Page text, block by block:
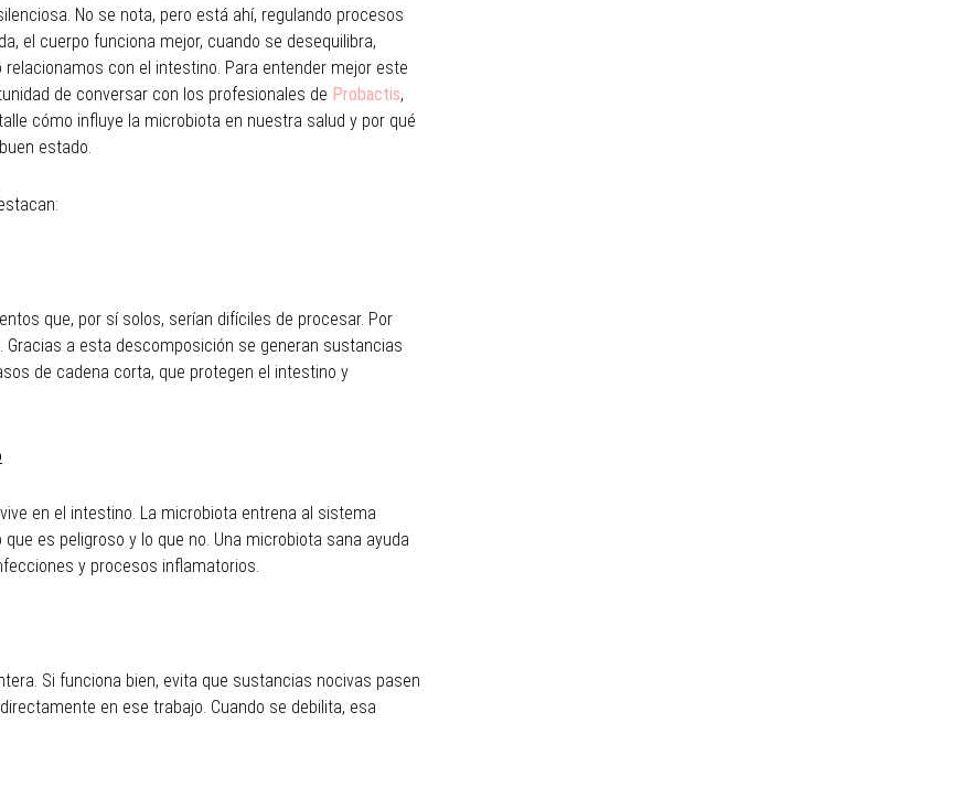
No se nota, pero está ahí, regulando procesos
el cuerpo funciona mejor, cuando se desequilibra,
con el intestino. Para entender mejor este
de conversar con los profesionales de Probactis,
cómo influye la microbiota en nuestra salud y por qué
estado.
que, por sí solos, serían difíciles de procesar. Por
a esta descomposición se generan sustancias
de cadena corta, que protegen el intestino y
en el intestino. La microbiota entrena al sistema
es peligroso y lo que no. Una microbiota sana ayuda
y procesos inflamatorios.
Si funciona bien, evita que sustancias nocivas pasen
en ese trabajo. Cuando se debilita, esa